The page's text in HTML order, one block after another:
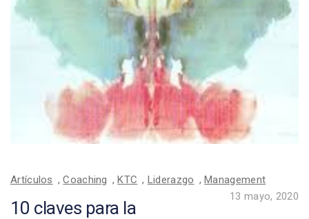
Artículos ,Coaching ,KTC , Liderazgo ,Management
13 mayo, 2020
10 claves para la